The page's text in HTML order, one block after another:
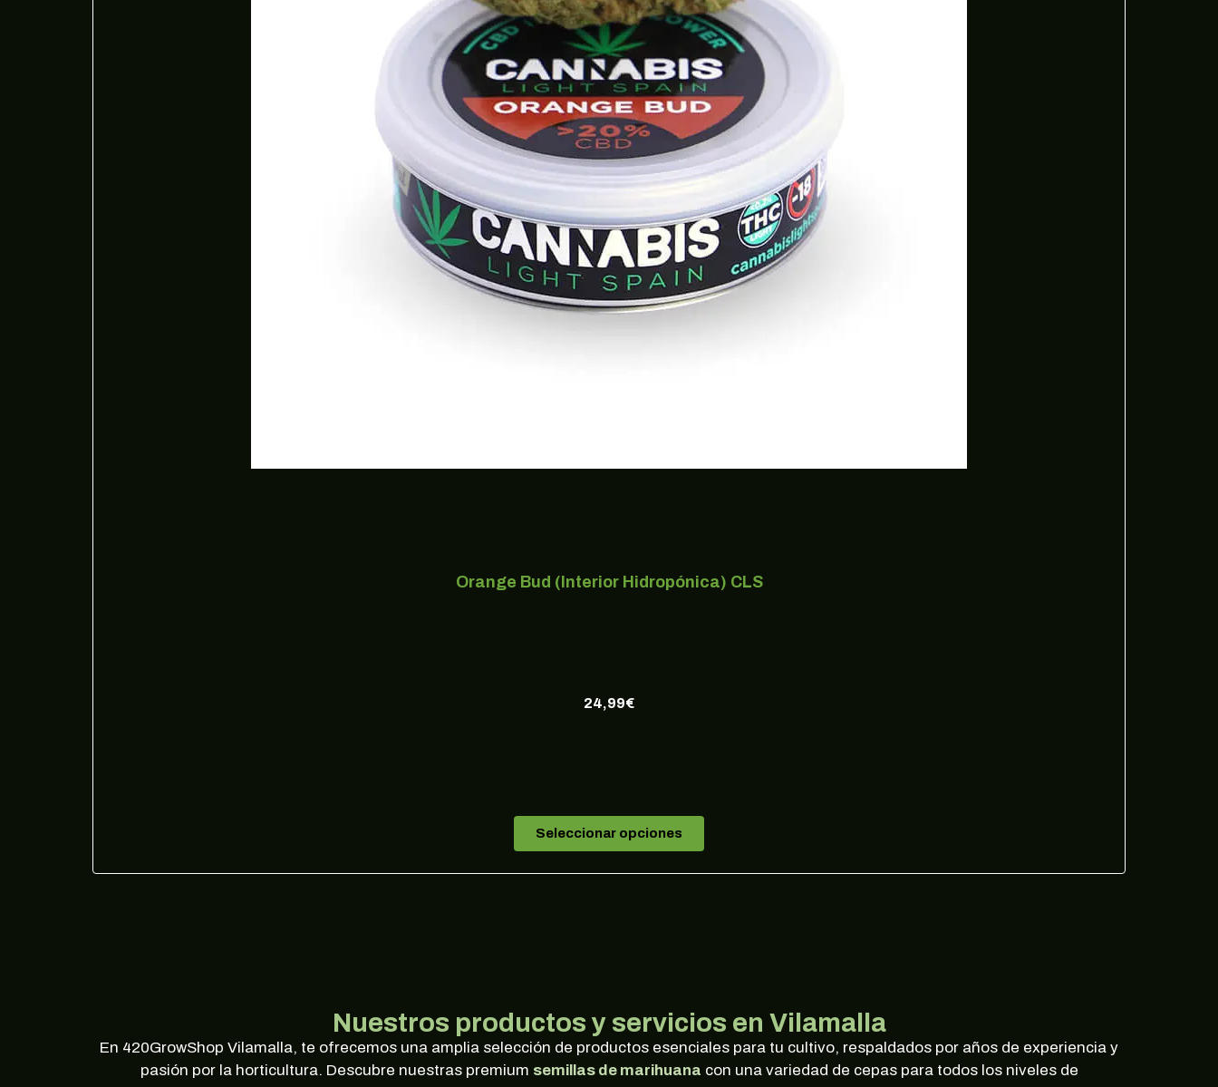
Orange Bud (Interior Hidropónica) CLS
24,99€
Seleccionar opciones
Nuestros productos y servicios en Vilamalla
En 420GrowShop Vilamalla, te ofrecemos una amplia selección de productos esenciales para tu cultivo, respaldados por años de experiencia y
pasión por la horticultura. Descubre nuestras premium semillas de marihuana con una variedad de cepas para todos los niveles de
SUSCRIBIRME
no, gracias